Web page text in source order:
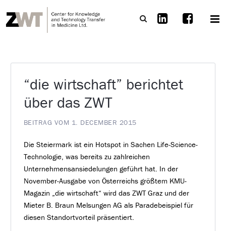
“die wirtschaft” berichtet
über das ZWT
BEITRAG VOM 1. DECEMBER 2015
Die Steiermark ist ein Hotspot in Sachen Life-Science-
Technologie, was bereits zu zahlreichen
Unternehmensansiedelungen geführt hat. In der
November-Ausgabe von Österreichs größtem KMU-
Magazin „die wirtschaft“ wird das ZWT Graz und der
Mieter B. Braun Melsungen AG als Paradebeispiel für
diesen Standortvorteil präsentiert.